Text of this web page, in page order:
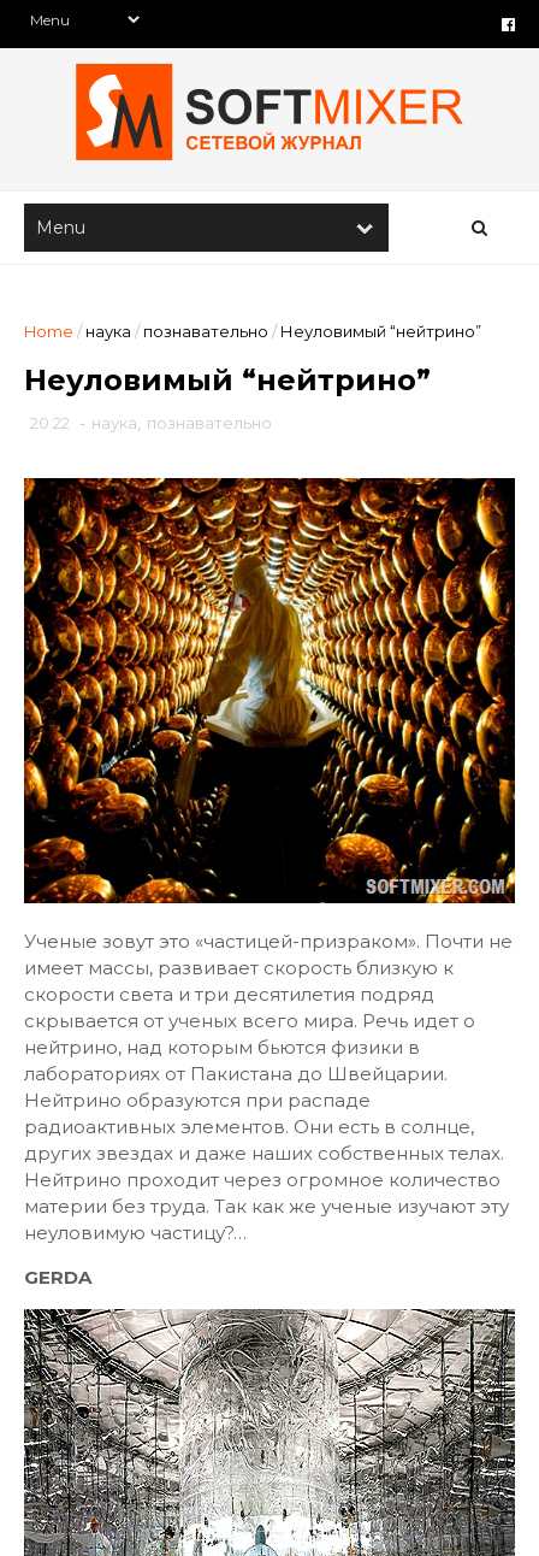
Home / наука / познавательно / Неуловимый “нейтрино”
Неуловимый “нейтрино”
20:22 - наука познавательно
Ученые зовут это «частицей-призраком». Почти не
имеет массы, развивает скорость близкую к
скорости света и три десятилетия подряд
скрывается от ученых всего мира. Речь идет о
нейтрино, над которым бьются физики в
лабораториях от Пакистана до Швейцарии.
Нейтрино образуются при распаде
радиоактивных элементов. Они есть в солнце,
других звездах и даже наших собственных телах.
Нейтрино проходит через огромное количество
материи без труда. Так как же ученые изучают эту
неуловимую частицу?…
GERDA